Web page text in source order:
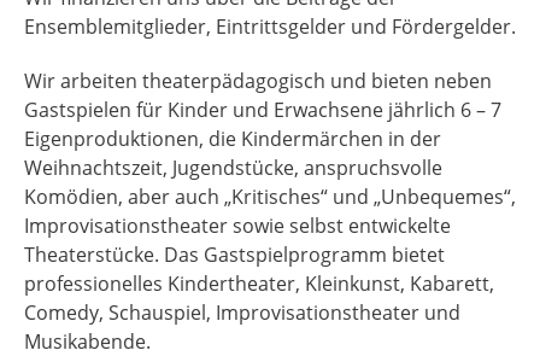
Ensemblemitglieder, Eintrittsgelder und Fördergelder.
Wir arbeiten theaterpädagogisch und bieten neben
Gastspielen für Kinder und Erwachsene jährlich 6 – 7
Eigenproduktionen, die Kindermärchen in der
Weihnachtszeit, Jugendstücke, anspruchsvolle
Komödien, aber auch „Kritisches“ und „Unbequemes“,
Improvisationstheater sowie selbst entwickelte
Theaterstücke. Das Gastspielprogramm bietet
professionelles Kindertheater, Kleinkunst, Kabarett,
Comedy, Schauspiel, Improvisationstheater und
Musikabende.